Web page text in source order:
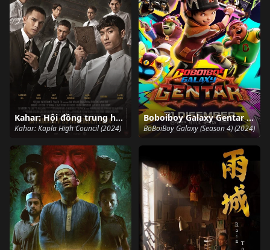
Kahar: Hội đồng trung học Kapla
Kahar: Kapla High Council (2024)
Boboiboy Galaxy Gentar (Phần 4)
BoBoiBoy Galaxy (Season 4) (2024)